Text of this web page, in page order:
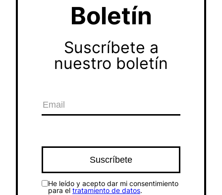
Boletín
Suscríbete a
nuestro boletín
He leído y acepto dar mi consentimiento
para el tratamiento de datos.